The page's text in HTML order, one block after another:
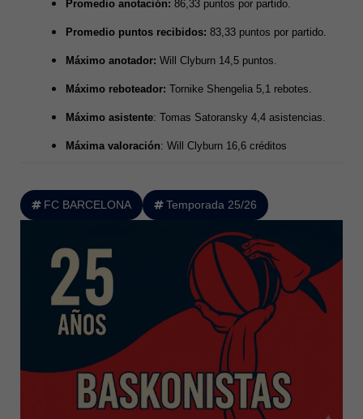
Promedio anotación: 86,33 puntos por partido.
Promedio puntos recibidos: 83,33 puntos por partido.
Máximo anotador: Will Clyburn 14,5 puntos.
Máximo reboteador: Tornike Shengelia 5,1 rebotes.
Máximo asistente: Tomas Satoransky 4,4 asistencias.
Máxima valoración: Will Clyburn 16,6 créditos
FC BARCELONA Temporada 25/26